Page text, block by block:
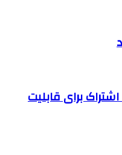
برای قابلیت